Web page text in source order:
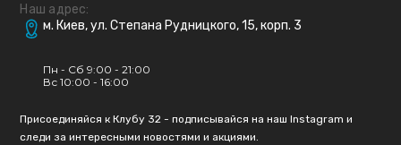
Наш адрес:
м. Киев, ул. Степана Рудницкого, 15, корп. 3
Пн - Сб 9:00 - 21:00
Вс 10:00 - 16:00
Присоединяйся к Клубу 32 - подписывайся на наш Instagram и
следи за интересными новостями и акциями.